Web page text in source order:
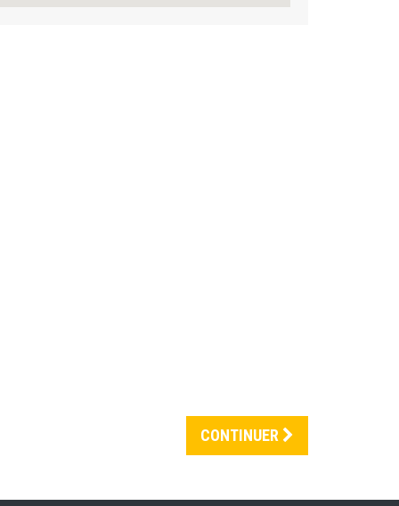
CONTINUER